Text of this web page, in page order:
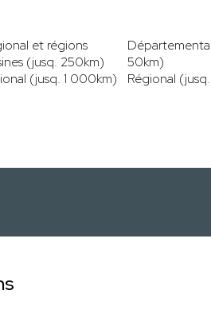
et régions
(jusq. 250km)
50km)
(jusq. 1 000km)
Régional